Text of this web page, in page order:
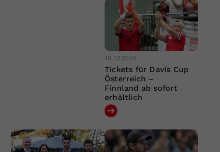
10.12.2024
Tickets für Davis Cup
Österreich –
Finnland ab sofort
erhältlich